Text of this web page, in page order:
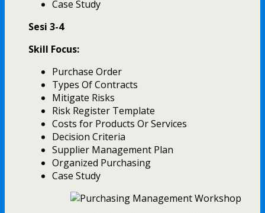
Case Study
Sesi 3-4
Skill Focus:
Purchase Order
Types Of Contracts
Mitigate Risks
Risk Register Template
Costs for Products Or Services
Decision Criteria
Supplier Management Plan
Organized Purchasing
Case Study